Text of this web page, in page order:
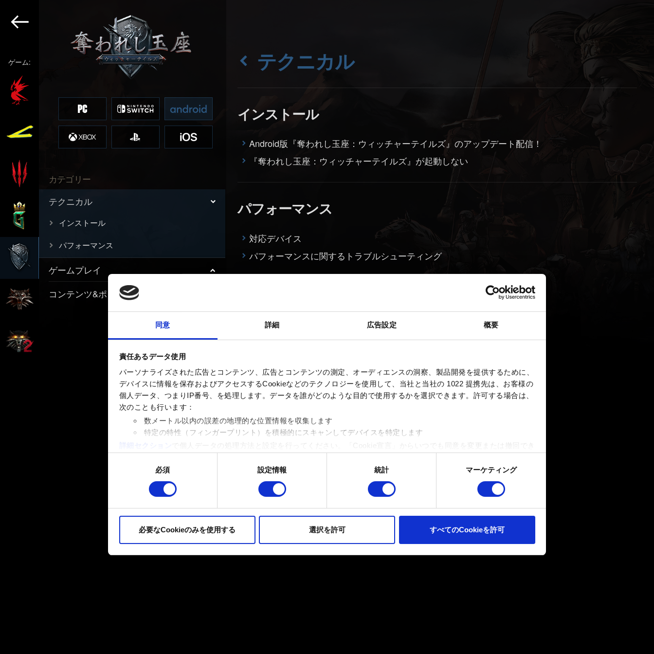
同意 詳細 広告設定 概要
責任あるデータ使用
パーソナライズされた広告とコンテンツ、広告とコンテンツの測定、オーディエンスの洞察、製品開発を提供するために、
デバイスに情報を保存およびアクセスするCookieなどのテクノロジーを使用して、当社と当社の 1022 提携先は、お客様の
個人データ、つまりIP番号、を処理します。データを誰がどのような目的で使用するかを選択できます。 許可する場合は、
次のことも行います：
数メートル以内の誤差の地理的な位置情報を収集します
特定の特性（フィンガープリント）を積極的にスキャンしてデバイスを特定します
で個人データの処理方法と設定を行ってください。「Cookie宣言」からいつでも同意を変更または撤回でき
一部のCookieはウェブサイトの機能を正常にお使いいただくために必要なものです。その他のCookieは、ウェブサイトの
品質向上のために、オプションとして技術的およびコンテンツ関連のフィードバックを送信します。また、ソーシャルメデ
ます。お客様の許可なくこれらのオプションが有効になることはありません。
必須 設定情報 統計 マーケティング
必要なCookieのみを使用する 選択を許可 すべてのCookieを許可
ゲーム:
カテゴリー
テクニカル
インストール
パフォーマンス
ゲームプレイ
コンテンツ&ポリシー
テクニカル
インストール
Android版『奪われし玉座：ウィッチャーテイルズ』のアップデート配信！
『奪われし玉座：ウィッチャーテイルズ』が起動しない
パフォーマンス
対応デバイス
パフォーマンスに関するトラブルシューティング